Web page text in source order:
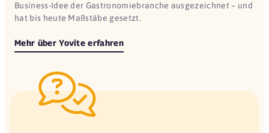
Business-Idee der Gastronomiebranche ausgezeichnet – und
hat bis heute Maßstäbe gesetzt.
Mehr über Yovite erfahren